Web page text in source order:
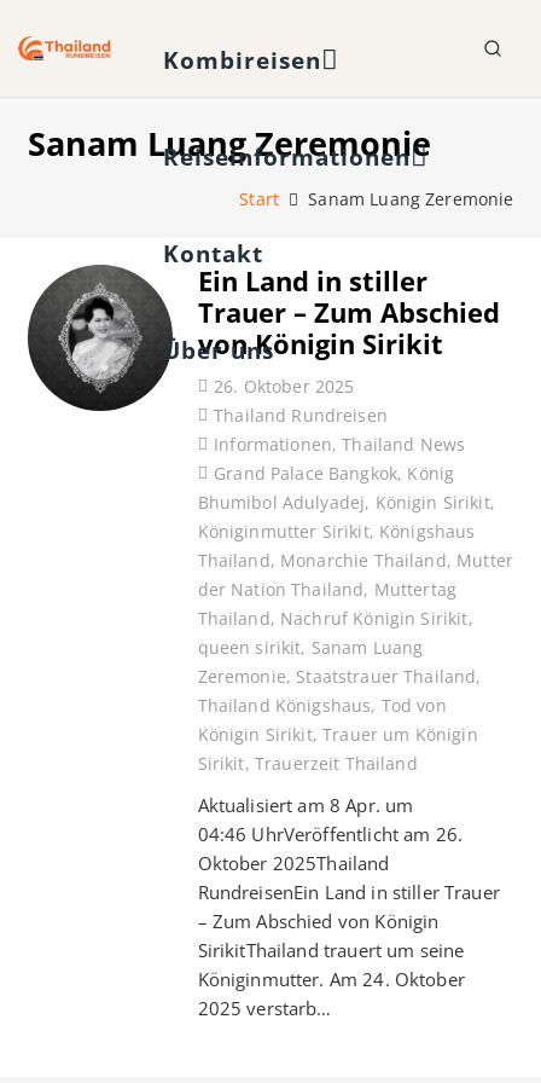
Kombireisen
Reiseinformationen
Kontakt
Über uns
Sanam Luang Zeremonie
Start Sanam Luang Zeremonie
Ein Land in stiller
Trauer – Zum Abschied
von Königin Sirikit
26. Oktober 2025
Thailand Rundreisen
Informationen,Thailand News
Grand Palace Bangkok, König
Bhumibol Adulyadej, Königin Sirikit,
Königinmutter Sirikit, Königshaus
Thailand, Monarchie Thailand, Mutter
der Nation Thailand, Muttertag
Thailand, Nachruf Königin Sirikit,
queen sirikit, Sanam Luang
Zeremonie, Staatstrauer Thailand,
Thailand Königshaus, Tod von
Königin Sirikit,Trauer um Königin
Sirikit, Trauerzeit Thailand
Aktualisiert am 8 Apr. um
04:46 UhrVeröffentlicht am 26.
Oktober 2025Thailand
RundreisenEin Land in stiller Trauer
– Zum Abschied von Königin
SirikitThailand trauert um seine
Königinmutter. Am 24. Oktober
2025 verstarb…